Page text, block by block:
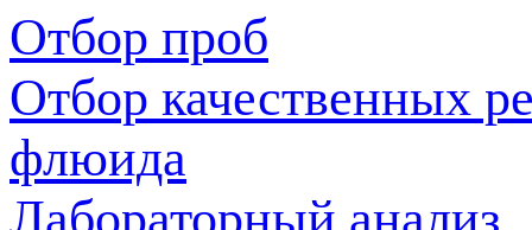
Отбор проб
Отбор качественных
флюида
Лабораторный анализ